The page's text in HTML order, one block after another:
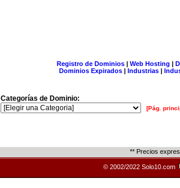
Registro de Dominios| Web Hosting |
Dominios Expirados | Industrias |
Categorías de Dominio:
[Pág.
** Precios
© 2002/2022 Solo10.com